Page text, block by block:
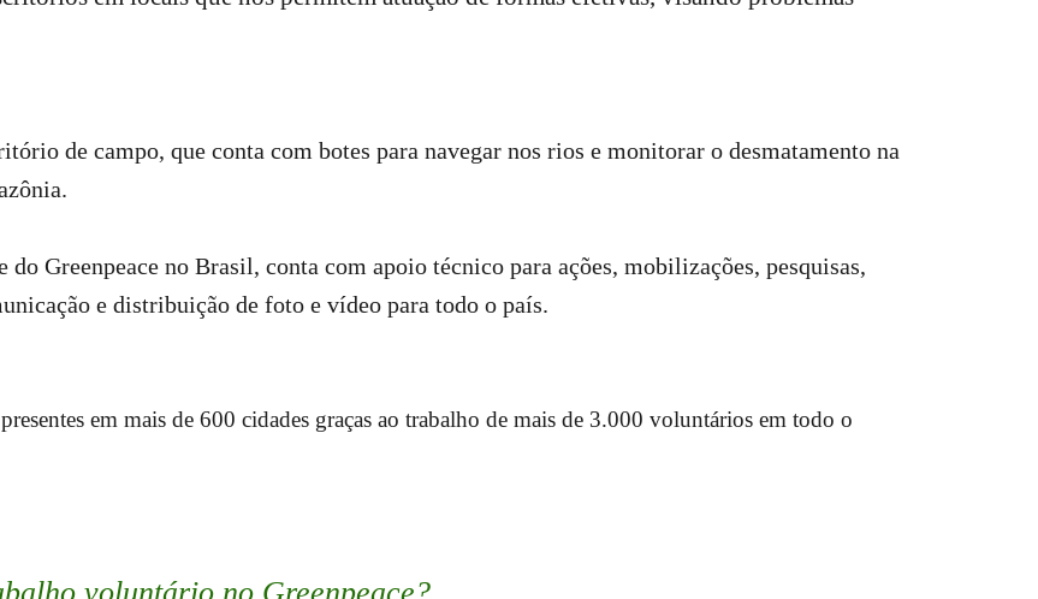
de campo, que conta com botes para navegar nos rios e monitorar o desmatamento na
do Greenpeace no Brasil, conta com apoio técnico para ações, mobilizações, pesquisas,
e distribuição de foto e vídeo para todo o país.
em mais de 600 cidades graças ao trabalho de mais de 3.000 voluntários em todo o